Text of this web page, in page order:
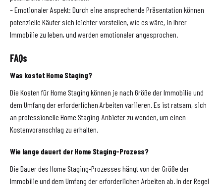
– Emotionaler Aspekt: Durch eine ansprechende Präsentation können
potenzielle Käufer sich leichter vorstellen, wie es wäre, in Ihrer
Immobilie zu leben, und werden emotionaler angesprochen.
FAQs
Was kostet Home Staging?
Die Kosten für Home Staging können je nach Größe der Immobilie und
dem Umfang der erforderlichen Arbeiten variieren. Es ist ratsam, sich
an professionelle Home Staging-Anbieter zu wenden, um einen
Kostenvoranschlag zu erhalten.
Wie lange dauert der Home Staging-Prozess?
Die Dauer des Home Staging-Prozesses hängt von der Größe der
Immobilie und dem Umfang der erforderlichen Arbeiten ab. In der Regel